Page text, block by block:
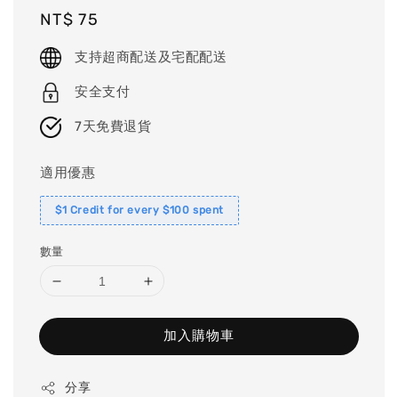
Regular
price
NT$ 75
支持超商配送及宅配配送
安全支付
7天免費退貨
適用優惠
$1 Credit for every $100 spent
數量
加入購物車
分享